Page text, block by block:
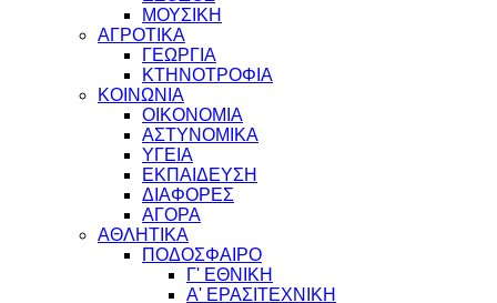
ΜΟΥΣΙΚΗ
ΑΓΡΟΤΙΚΑ
ΓΕΩΡΓΙΑ
ΚΤΗΝΟΤΡΟΦΙΑ
ΚΟΙΝΩΝΙΑ
ΟΙΚΟΝΟΜΙΑ
ΑΣΤΥΝΟΜΙΚΑ
ΥΓΕΙΑ
ΕΚΠΑΙΔΕΥΣΗ
ΔΙΑΦΟΡΕΣ
ΑΓΟΡΑ
ΑΘΛΗΤΙΚΑ
ΠΟΔΟΣΦΑΙΡΟ
Γ' ΕΘΝΙΚΗ
Α' ΕΡΑΣΙΤΕΧΝΙΚΗ